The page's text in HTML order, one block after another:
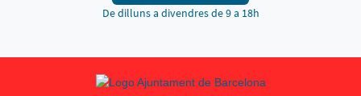
De dilluns a divendres de 9 a 18h